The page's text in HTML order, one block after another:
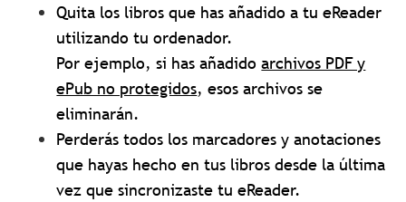
Quita los libros que has añadido a tu eReader
utilizando tu ordenador.
Por ejemplo, si has añadidoarchivos PDF y
ePub no protegidos, esos archivos se
eliminarán.
Perderás todos los marcadores y anotaciones
que hayas hecho en tus libros desde la última
vez que sincronizaste tu eReader.